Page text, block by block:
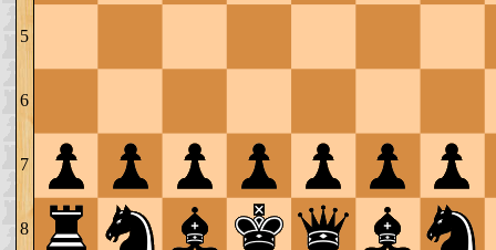
5
6
7
8